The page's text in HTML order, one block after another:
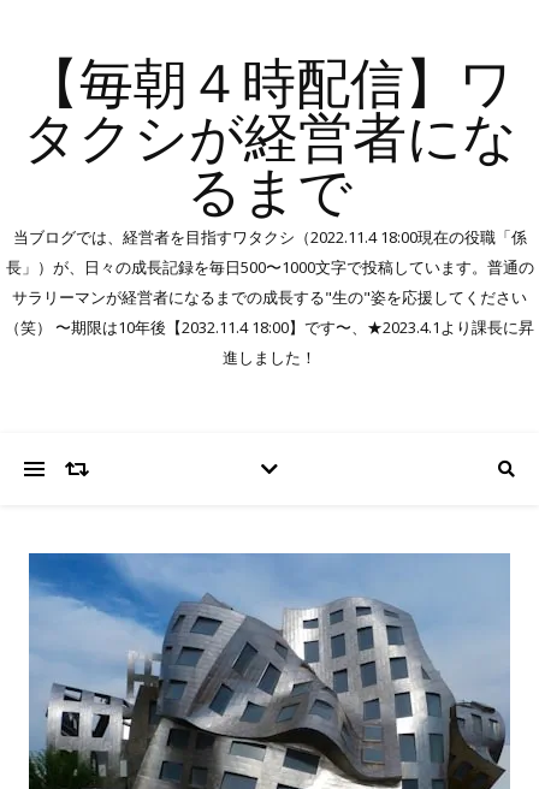
【毎朝４時配信】ワ
タクシが経営者にな
るまで
当ブログでは、経営者を目指すワタクシ（2022.11.4 18:00現在の役職「係
長」）が、日々の成長記録を毎日500〜1000文字で投稿しています。普通の
サラリーマンが経営者になるまでの成長する"生の"姿を応援してください
（笑） 〜期限は10年後【2032.11.4 18:00】です〜、★2023.4.1より課長に昇
進しました！